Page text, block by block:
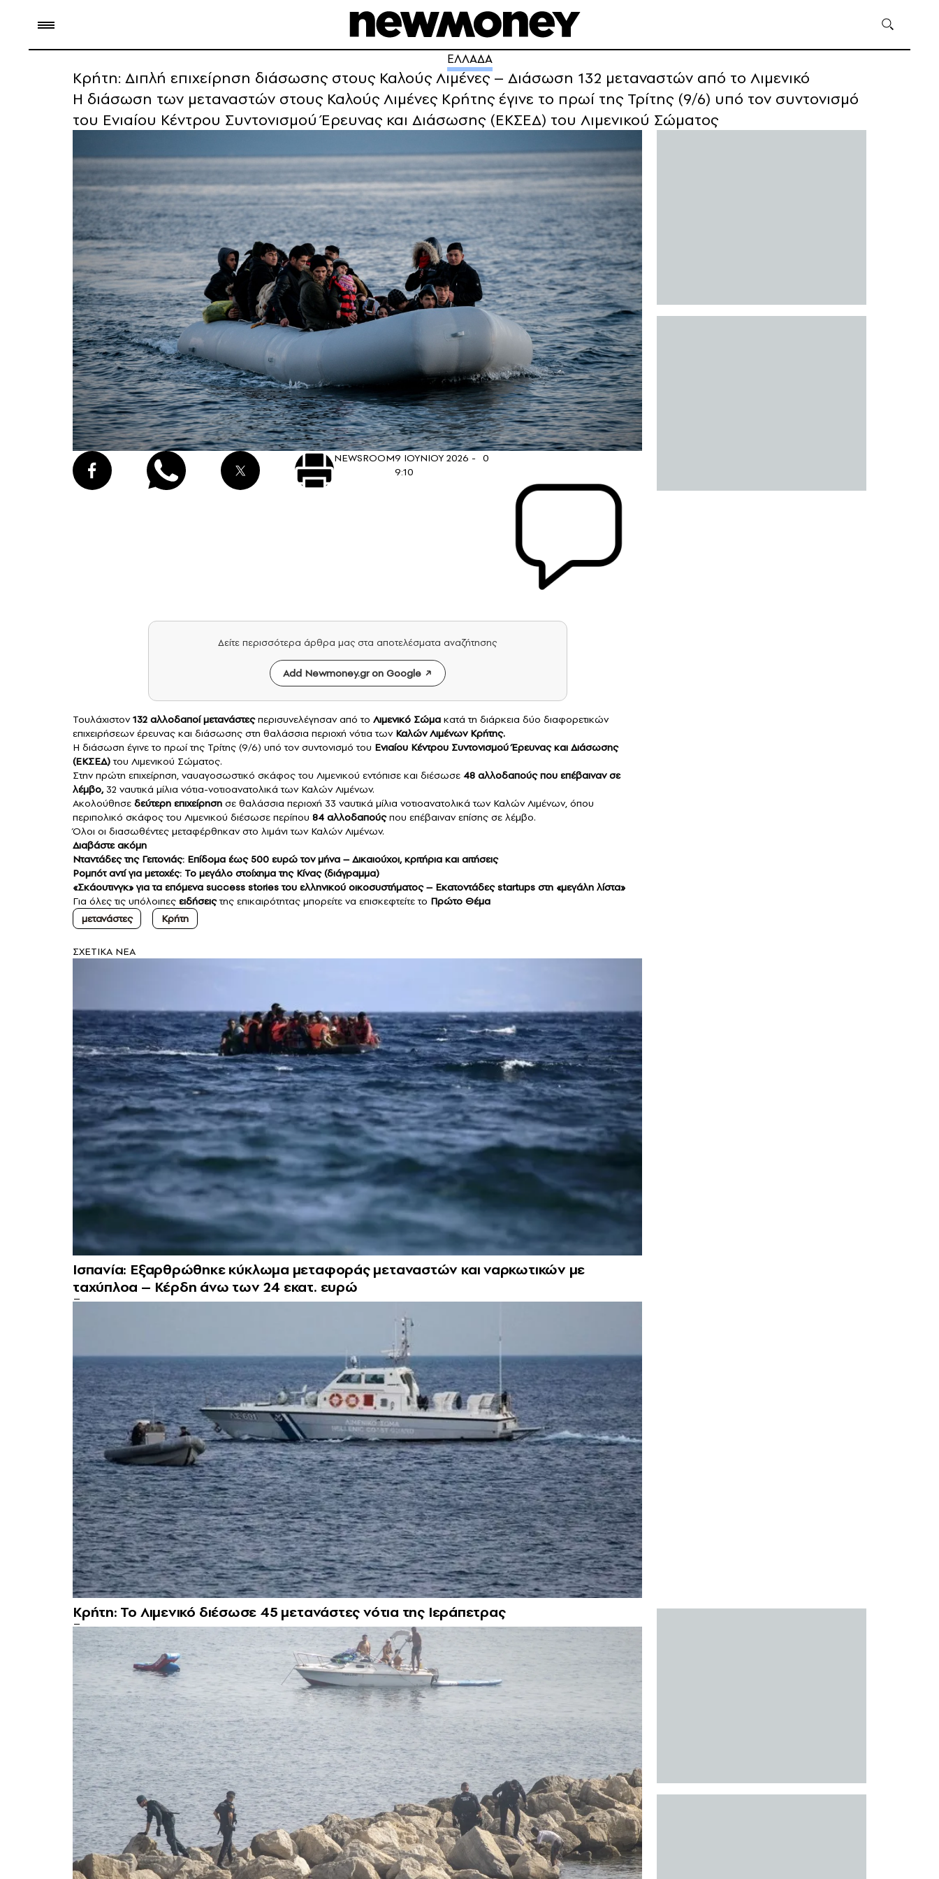
ΕΛΛΑΔΑ
Κρήτη: Διπλή επιχείρηση διάσωσης στους Καλούς Λιμένες – Διάσωση 132 μεταναστών από το Λιμενικό
Η διάσωση των μεταναστών στους Καλούς Λιμένες Κρήτης έγινε το πρωί της Τρίτης (9/6) υπό τον συντονισμό
του Ενιαίου Κέντρου Συντονισμού Έρευνας και Διάσωσης (ΕΚΣΕΔ) του Λιμενικού Σώματος
NEWSROOM9 ΙΟΥΝΙΟΥ 2026 -
9:10
0
Δείτε περισσότερα άρθρα μας στα αποτελέσματα αναζήτησης
Add Newmoney.gr on Google
Τουλάχιστον132 αλλοδαποίμετανάστεςπερισυνελέγησαν από το Λιμενικό Σώμα κατά τη διάρκεια δύο διαφορετικών
επιχειρήσεων έρευνας και διάσωσης στη θαλάσσια περιοχή νότια των Καλών Λιμένων Κρήτης.
Η διάσωση έγινε το πρωί της Τρίτης (9/6) υπό τον συντονισμό του Ενιαίου Κέντρου Συντονισμού Έρευνας και Διάσωσης
(ΕΚΣΕΔ)του Λιμενικού Σώματος.
Στην πρώτη επιχείρηση, ναυαγοσωστικό σκάφος του Λιμενικού εντόπισε και διέσωσε 48 αλλοδαπούς που επέβαιναν σε
λέμβο,32 ναυτικά μίλια νότια-νοτιοανατολικά των Καλών Λιμένων.
Ακολούθησε δεύτερη επιχείρηση σε θαλάσσια περιοχή 33 ναυτικά μίλια νοτιοανατολικά των Καλών Λιμένων, όπου
περιπολικό σκάφος του Λιμενικού διέσωσε περίπου 84 αλλοδαπούςπου επέβαιναν επίσης σε λέμβο.
Όλοι οι διασωθέντες μεταφέρθηκαν στο λιμάνι των Καλών Λιμένων.
Διαβάστε ακόμη
Νταντάδες της Γειτονιάς: Επίδομα έως 500 ευρώ τον μήνα – Δικαιούχοι, κριτήρια και αιτήσεις
Ρομπότ αντί για μετοχές: Το μεγάλο στοίχημα της Κίνας (διάγραμμα)
«Σκάουτινγκ» για τα επόμενα success stories του ελληνικού οικοσυστήματος – Εκατοντάδες startups στη «μεγάλη λίστα»
Για όλες τις υπόλοιπες ειδήσειςτης επικαιρότητας μπορείτε να επισκεφτείτε το Πρώτο Θέμα
μετανάστες
Κρήτη
ΣXETIKA NEA
Ισπανία: Εξαρθρώθηκε κύκλωμα μεταφοράς μεταναστών και ναρκωτικών με
ταχύπλοα – Κέρδη άνω των 24 εκατ. ευρώ
Κρήτη: Το Λιμενικό διέσωσε 45 μετανάστες νότια της Ιεράπετρας